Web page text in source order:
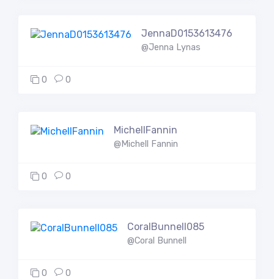
JennaD0153613476
@Jenna Lynas
0 0
MichellFannin
@Michell Fannin
0 0
CoralBunnell085
@Coral Bunnell
0 0